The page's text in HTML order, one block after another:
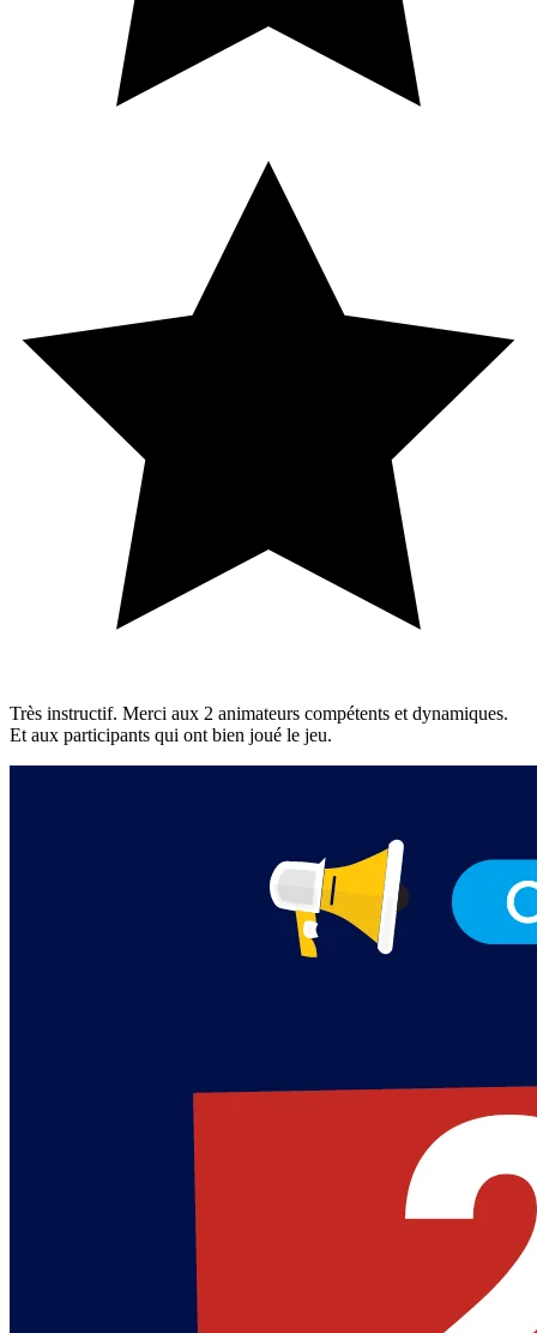
Très instructif. Merci aux 2 animateurs compétents et dynamiques.
Et aux participants qui ont bien joué le jeu.